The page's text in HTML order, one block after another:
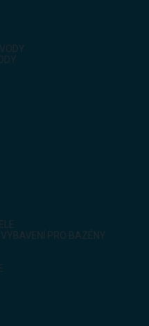
PRO BAZÉNY